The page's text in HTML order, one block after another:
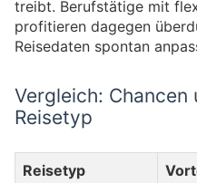
treibt. Berufstätige mit
profitieren dagegen
Reisedaten spontan
Vergleich: Chancen
Reisetyp
Reisetyp